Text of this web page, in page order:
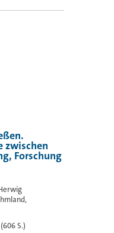
zwischen
Forschung
S.)